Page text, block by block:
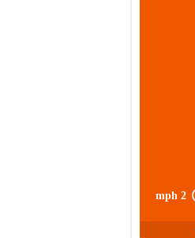
2 mph